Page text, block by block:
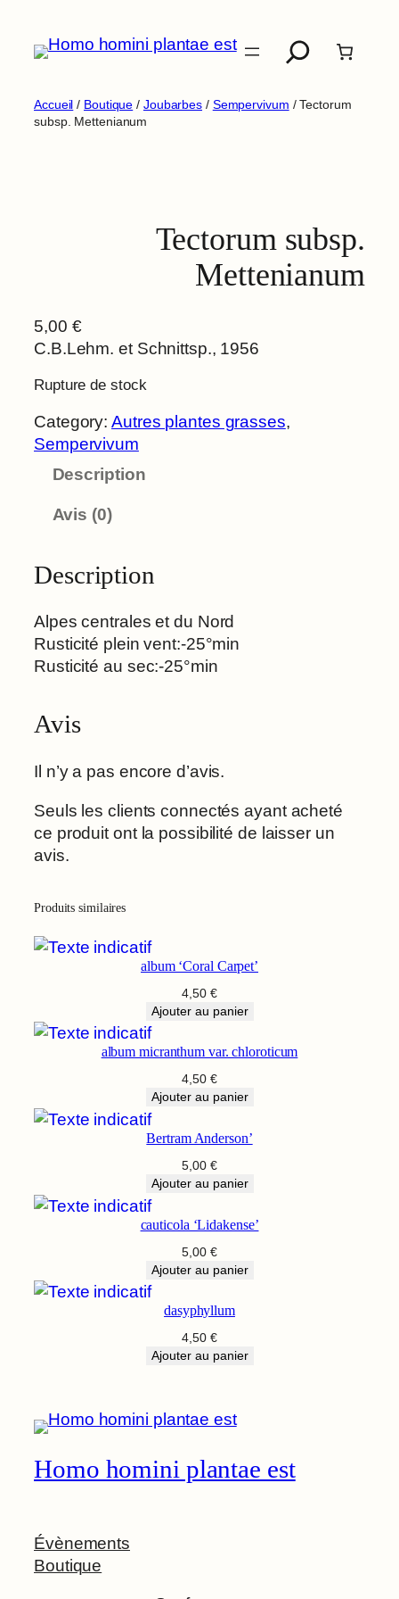
contenu
Accueil / Boutique / Joubarbes / Sempervivum / Tectorum
subsp. Mettenianum
Tectorum subsp.
Mettenianum
5,00 €
C.B.Lehm. et Schnittsp., 1956
Rupture de stock
Category:Autres plantes grasses
Sempervivum
Description
Avis (0)
Description
Alpes centrales et du Nord
Rusticité plein vent:-25°min
Rusticité au sec:-25°min
Avis
Il n’y a pas encore d’avis.
Seuls les clients connectés ayant acheté
ce produit ont la possibilité de laisser un
avis.
Produits similaires
album ‘Coral Carpet’
4,50 €
Ajouter au panier
album micranthum var. chloroticum
4,50 €
Ajouter au panier
Bertram Anderson’
5,00 €
Ajouter au panier
cauticola ‘Lidakense’
5,00 €
Ajouter au panier
dasyphyllum
4,50 €
Ajouter au panier
Homo homini plantae est
Évènements
Boutique